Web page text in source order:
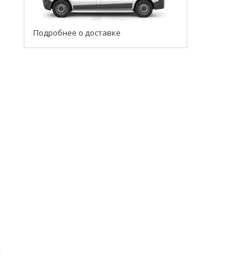
Подробнее о доставке